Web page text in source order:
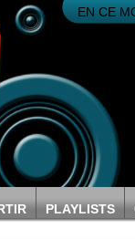
EN CE
PLAYLISTS